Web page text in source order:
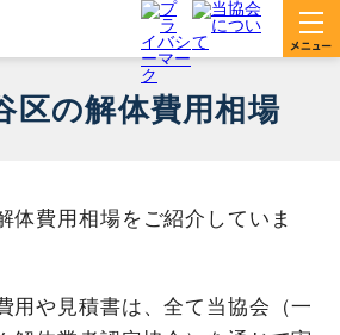
区の解体費用相場
体費用相場をご紹介していま
用や見積書は、全て当協会（一